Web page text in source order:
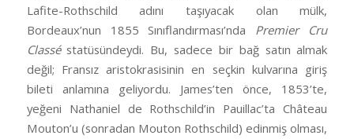
Lafite-Rothschild adını taşıyacak olan mülk,
Bordeaux’nun 1855 Sınıflandırması’nda Premier Cru
Classéstatüsündeydi. Bu, sadece bir bağ satın almak
değil; Fransız aristokrasisinin en seçkin kulvarına giriş
bileti anlamına geliyordu. James’ten önce, 1853’te,
yeğeni Nathaniel de Rothschild’in Pauillac’ta Château
Mouton’u (sonradan Mouton Rothschild) edinmiş olması,